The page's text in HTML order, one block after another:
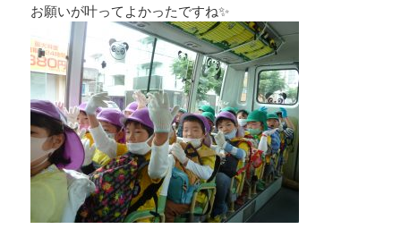
お願いが叶ってよかったですね✨